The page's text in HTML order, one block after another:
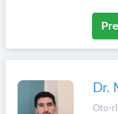
Dr.
Oto-